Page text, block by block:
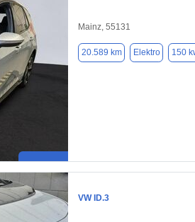
Mainz, 55131
20.589 km Elektro 150
VW ID.3